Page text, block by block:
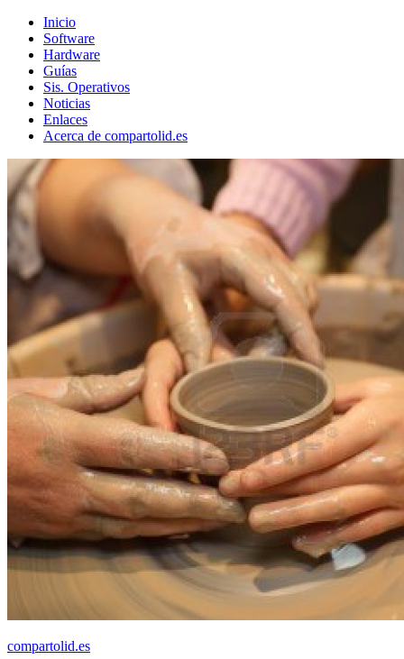
Inicio
Software
Hardware
Guías
Sis. Operativos
Noticias
Enlaces
Acerca de compartolid.es
compartolid.es